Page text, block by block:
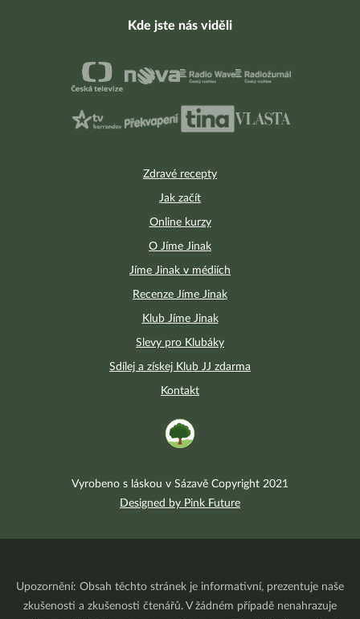
Zdravé recepty
Jak začít
Online kurzy
O Jíme Jinak
Jíme Jinak v médiích
Recenze Jíme Jinak
Klub Jíme Jinak
Slevy pro Klubáky
Sdílej a získej Klub JJ zdarma
Kontakt
Kde jste nás viděli
Vyrobeno s láskou v Sázavě Copyright 2021
Designed by Pink Future
Upozornění: Obsah těchto stránek je informativní, prezentuje naše
zkušenosti a zkušenosti čtenářů. V žádném případě nenahrazuje